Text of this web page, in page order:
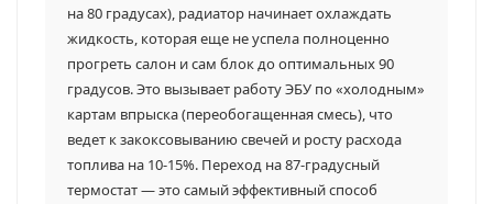
на 80 градусах), радиатор начинает охлаждать
жидкость, которая еще не успела полноценно
прогреть салон и сам блок до оптимальных 90
градусов. Это вызывает работу ЭБУ по «холодным»
картам впрыска (переобогащенная смесь), что
ведет к закоксовыванию свечей и росту расхода
топлива на 10-15%. Переход на 87-градусный
термостат — это самый эффективный способ